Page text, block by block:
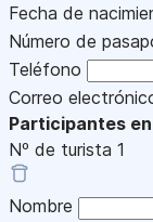
Fecha de
Número de
Teléfono
Correo
Participantes
Nº de turista 1
Nombre